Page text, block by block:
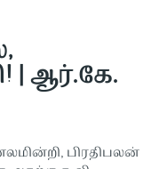
| ஆர்.கே.
பிரதிபலன்